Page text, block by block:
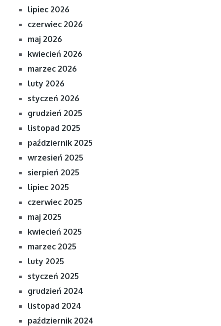
lipiec 2026
czerwiec 2026
maj 2026
kwiecień 2026
marzec 2026
luty 2026
styczeń 2026
grudzień 2025
listopad 2025
październik 2025
wrzesień 2025
sierpień 2025
lipiec 2025
czerwiec 2025
maj 2025
kwiecień 2025
marzec 2025
luty 2025
styczeń 2025
grudzień 2024
listopad 2024
październik 2024